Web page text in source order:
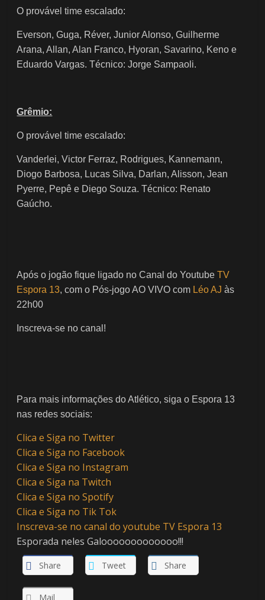
O provável time escalado:
Everson, Guga, Réver, Junior Alonso, Guilherme
Arana, Allan, Alan Franco, Hyoran, Savarino, Keno e
Eduardo Vargas. Técnico: Jorge Sampaoli.
Grêmio:
O provável time escalado:
Vanderlei, Victor Ferraz, Rodrigues, Kannemann,
Diogo Barbosa, Lucas Silva, Darlan, Alisson, Jean
Pyerre, Pepê e Diego Souza. Técnico: Renato
Gaúcho.
Após o jogão fique ligado no Canal do YoutubeTV
Espora 13, com o Pós-jogo AO VIVO com Léo AJ às
22h00
Inscreva-se no canal!
Para mais informações do Atlético, siga o Espora 13
nas redes sociais:
Clica e Siga no Twitter
Clica e Siga no Facebook
Clica e Siga no Instagram
Clica e Siga na Twitch
Clica e Siga no Spotify
Clica e Siga no Tik Tok
Inscreva-se no canal do youtube TV Espora 13
Esporada neles Galooooooooooooo!!!
Share Tweet Share
Mail